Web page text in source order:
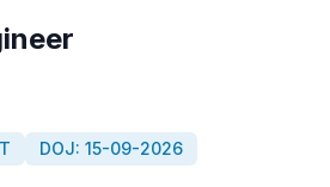
DOJ: 15-09-2026